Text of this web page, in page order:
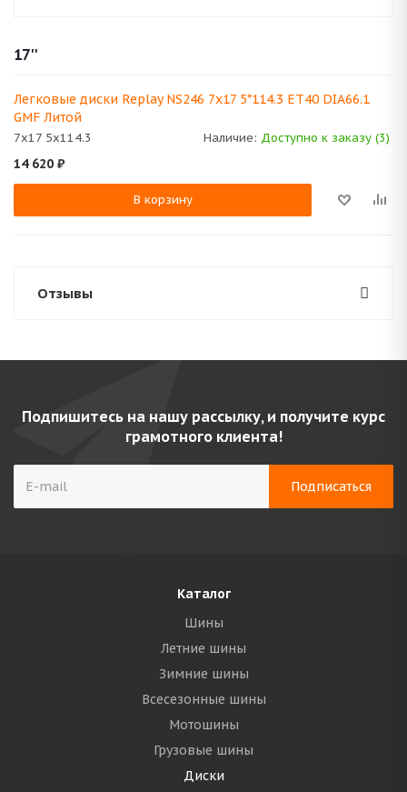
17''
Легковые диски Replay NS246 7x17 5*114.3 ET40 DIA66.1
GMF Литой
7x17 5x114.3 Наличие: Доступно к заказу (3)
14 620 ₽
В корзину
Отзывы
Подпишитесь на нашу рассылку, и получите курс
грамотного клиента!
Каталог
Шины
Летние шины
Зимние шины
Всесезонные шины
Мотошины
Грузовые шины
Диски